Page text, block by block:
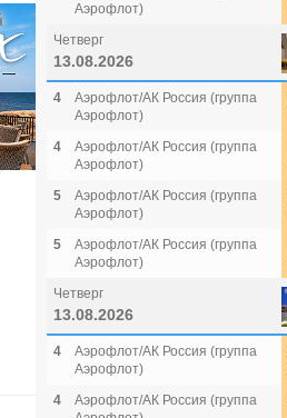
Аэрофлот)
Четверг
13.08.2026
4
Аэрофлот/АК Россия (группа
Аэрофлот)
4
Аэрофлот/АК Россия (группа
Аэрофлот)
5
Аэрофлот/АК Россия (группа
Аэрофлот)
5
Аэрофлот/АК Россия (группа
Аэрофлот)
Четверг
13.08.2026
4
Аэрофлот/АК Россия (группа
Аэрофлот)
4
Аэрофлот/АК Россия (группа